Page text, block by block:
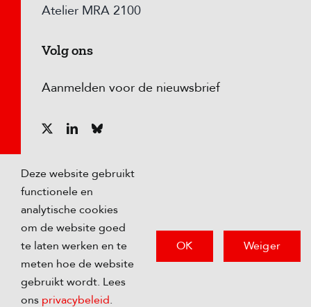
Atelier MRA 2100
Volg ons
Aanmelden voor de nieuwsbrief
© Copyright 2026 Metropoolregio Amsterdam |
Privacybeleid
Deze website gebruikt
functionele en
analytische cookies
om de website goed
te laten werken en te
meten hoe de website
gebruikt wordt. Lees
ons privacybeleid.
OK Weiger